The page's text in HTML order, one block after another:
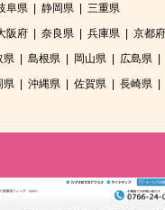
阜県 静岡県
三重県
阪府 奈良県 兵庫県 京都府
県 島根県 岡山県 広島県
県 沖縄県 佐賀県 長崎県